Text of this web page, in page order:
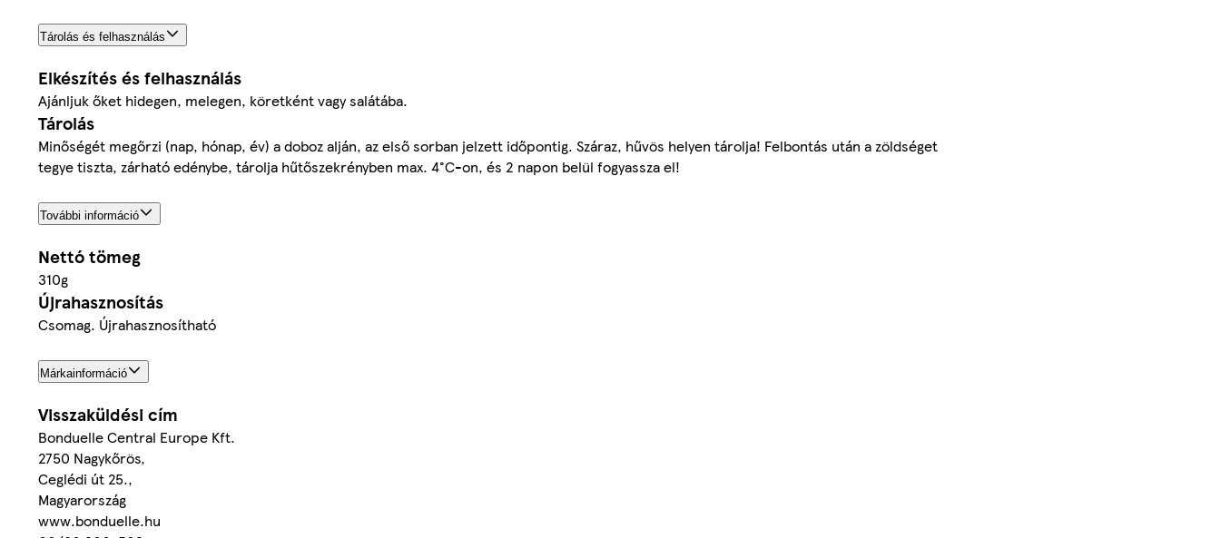
Tárolás és felhasználás
Elkészítés és felhasználás
Ajánljuk őket hidegen, melegen, köretként vagy salátába.
Tárolás
Minőségét megőrzi (nap, hónap, év) a doboz alján, az első sorban jelzett időpontig. Száraz, hűvös helyen tárolja! Felbontás után a zöldséget
tegye tiszta, zárható edénybe, tárolja hűtőszekrényben max. 4°C-on, és 2 napon belül fogyassza el!
További információ
Nettó tömeg
310g
Újrahasznosítás
Csomag. Újrahasznosítható
Márkainformáció
Visszaküldési cím
Bonduelle Central Europe Kft.
2750 Nagykőrös,
Ceglédi út 25.,
Magyarország
www.bonduelle.hu